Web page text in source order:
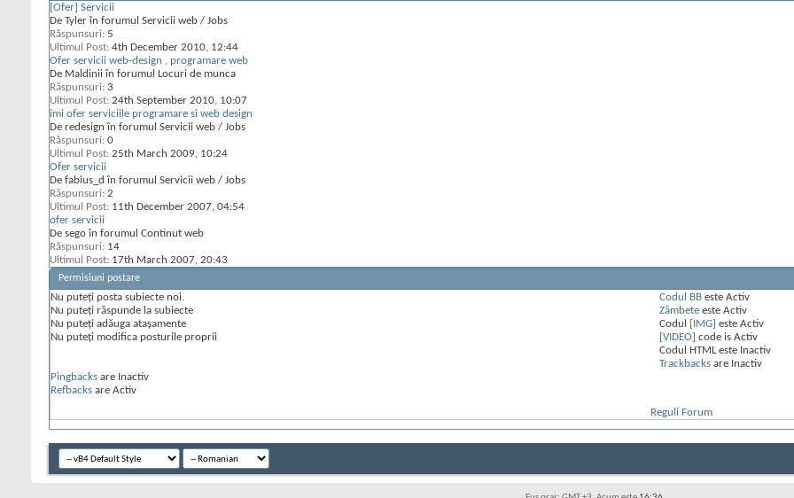
[Ofer] Servicii
De Tyler în forumul Servicii web / Jobs
Răspunsuri: 5
Ultimul Post: 4th December 2010, 12:44
Ofer servicii web-design , programare web
De Maldinii în forumul Locuri de munca
Răspunsuri: 3
Ultimul Post: 24th September 2010, 10:07
imi ofer serviciile programare si web design
De redesign în forumul Servicii web / Jobs
Răspunsuri: 0
Ultimul Post: 25th March 2009, 10:24
Ofer servicii
De fabius_d în forumul Servicii web / Jobs
Răspunsuri: 2
Ultimul Post: 11th December 2007, 04:54
ofer servicii
De sego în forumul Continut web
Răspunsuri: 14
Ultimul Post: 17th March 2007, 20:43
Permisiuni postare
Nu puteţi posta subiecte noi.
Nu puteţi răspunde la subiecte
Nu puteţi adăuga ataşamente
Nu puteţi modifica posturile proprii
Codul BBeste Activ
Zâmbeteeste Activ
Codul
[IMG] este Activ
[VIDEO] code is Activ
Codul HTML este Inactiv
Trackbacksare Inactiv
Pingbacks are Inactiv
Refbacks are Activ
Reguli Forum